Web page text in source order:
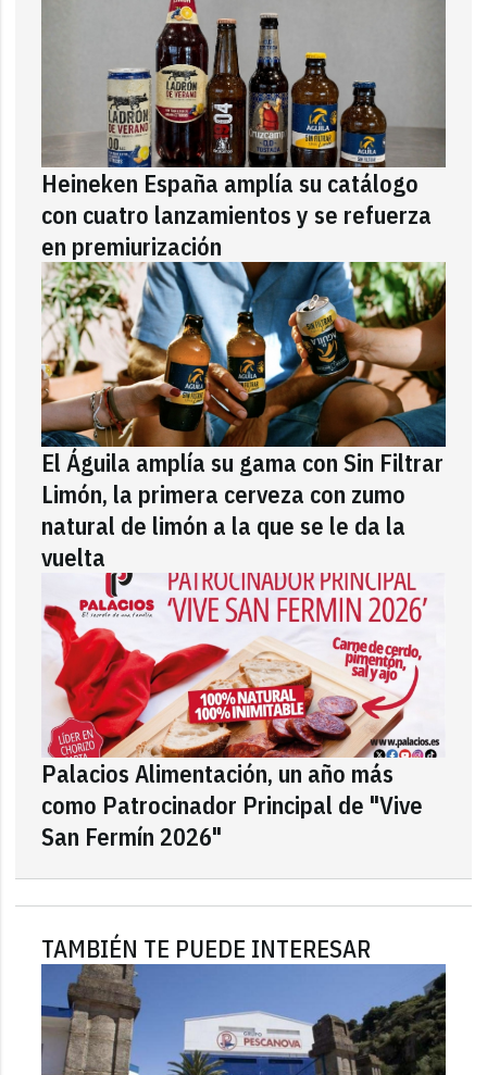
Heineken España amplía su catálogo
con cuatro lanzamientos y se refuerza
en premiurización
El Águila amplía su gama con Sin Filtrar
Limón, la primera cerveza con zumo
natural de limón a la que se le da la
vuelta
Palacios Alimentación, un año más
como Patrocinador Principal de "Vive
San Fermín 2026"
TAMBIÉN TE PUEDE INTERESAR